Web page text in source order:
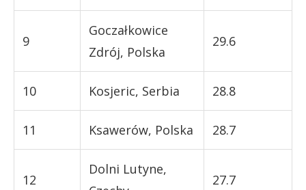
9
Goczałkowice
Zdrój, Polska
29.6
10 Kosjeric, Serbia 28.8
11 Ksawerów, Polska 28.7
12
Dolni Lutyne,
27.7